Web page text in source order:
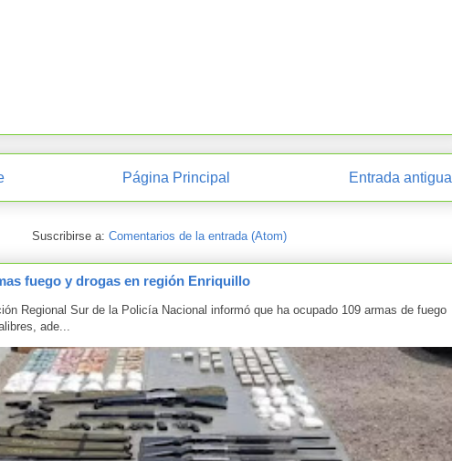
Entrada antigua
Página Principal
Suscribirse a: Comentarios de la entrada (Atom)
fuego y drogas en región Enriquillo
Regional Sur de la Policía Nacional informó que ha ocupado 109 armas de fuego
ade...